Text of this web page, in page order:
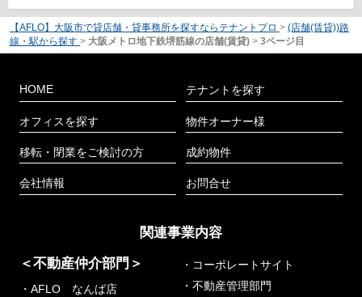
【AFLO】大阪市で貸店舗・貸事務所を探すならテナントプロ > (店舗(賃貸))路
線・駅から探す > 大阪メトロ地下鉄堺筋線の店舗(賃貸) > 3ページ目
HOME
オフィスを探す
移転・閉業をご検討の方
会社情報
テナントを探す
物件オーナー様
成約物件
お問合せ
関連事業内容
＜不動産仲介部門＞
・AFLO なんば店
・コーポレートサイト
・不動産管理部門